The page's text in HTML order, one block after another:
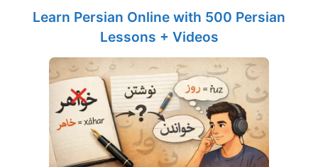
Learn Persian Online with 500 Persian
Lessons + Videos